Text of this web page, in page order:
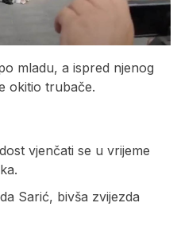
mladu, a ispred njenog
okitio trubače.
vjenčati se u vrijeme
Sarić, bivša zvijezda